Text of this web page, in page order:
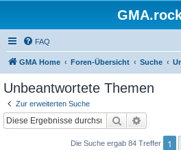
FAQ
GMA Home Foren-Übersicht Suche
Unbeantwortete Themen
Zur erweiterten Suche
Suche
Die Suche ergab 84 Treffer 1